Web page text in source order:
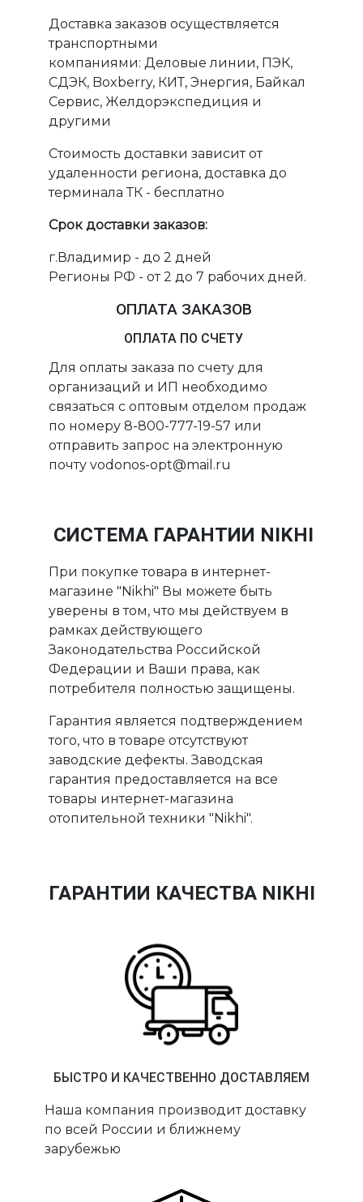
Доставка заказов осуществляется
транспортными
компаниями: Деловые линии, ПЭК,
СДЭК, Boxberry, КИТ, Энергия, Байкал
Сервис, Желдорэкспедиция и
другими
Стоимость доставки зависит от
удаленности региона, доставка до
терминала ТК - бесплатно
Срок доставки заказов:
г.Владимир - до 2 дней
Регионы РФ - от 2 до 7 рабочих дней.
ОПЛАТА ЗАКАЗОВ
ОПЛАТА ПО СЧЕТУ
Для оплаты заказа по счету для
организаций и ИП необходимо
связаться с оптовым отделом продаж
по номеру 8-800-777-19-57 или
отправить запрос на электронную
почту vodonos-opt@mail.ru
СИСТЕМА ГАРАНТИИ NIKHI
При покупке товара в интернет-
магазине "Nikhi" Вы можете быть
уверены в том, что мы действуем в
рамках действующего
Законодательства Российской
Федерации и Ваши права, как
потребителя полностью защищены.
Гарантия является подтверждением
того, что в товаре отсутствуют
заводские дефекты. Заводская
гарантия предоставляется на все
товары интернет-магазина
отопительной техники "Nikhi".
ГАРАНТИИ КАЧЕСТВА NIKHI
БЫСТРО И КАЧЕСТВЕННО ДОСТАВЛЯЕМ
Наша компания производит доставку
по всей России и ближнему
зарубежью